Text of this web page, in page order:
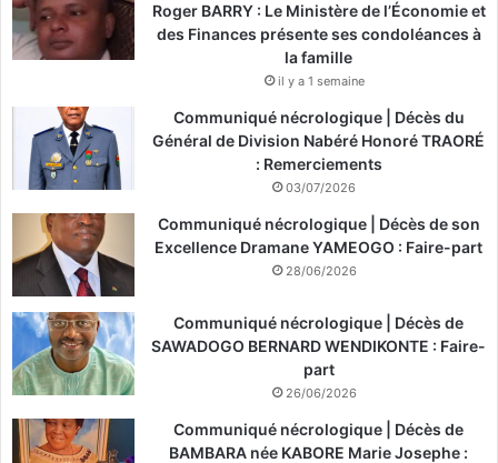
Roger BARRY : Le Ministère de l’Économie et
des Finances présente ses condoléances à
la famille
il y a 1 semaine
Communiqué nécrologique | Décès du
Général de Division Nabéré Honoré TRAORÉ
: Remerciements
03/07/2026
Communiqué nécrologique | Décès de son
Excellence Dramane YAMEOGO : Faire-part
28/06/2026
Communiqué nécrologique | Décès de
SAWADOGO BERNARD WENDIKONTE : Faire-
part
26/06/2026
Communiqué nécrologique | Décès de
BAMBARA née KABORE Marie Josephe :